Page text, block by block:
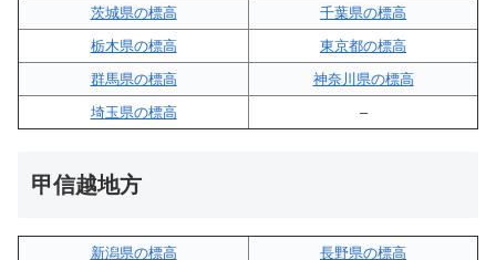
茨城県の標高
千葉県の標高
栃木県の標高
東京都の標高
群馬県の標高
神奈川県の標高
埼玉県の標高
–
甲信越地方
新潟県の標高
長野県の標高